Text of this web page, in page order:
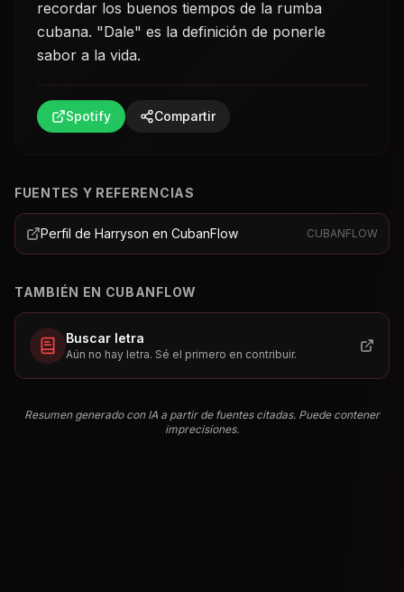
recordar los buenos tiempos de la rumba
cubana. "Dale" es la definición de ponerle
sabor a la vida.
Spotify Compartir
FUENTES Y REFERENCIAS
Perfil de Harryson en CubanFlow CUBANFLOW
TAMBIÉN EN CUBANFLOW
Buscar letra
Aún no hay letra. Sé el primero en contribuir.
Resumen generado con IA a partir de fuentes citadas. Puede contener
imprecisiones.